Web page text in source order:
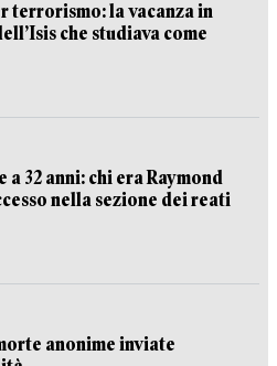
terrorismo: la vacanza in
che studiava come
32 anni: chi era Raymond
nella sezione dei reati
anonime inviate